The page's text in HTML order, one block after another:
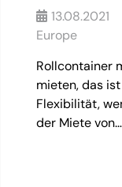
13.08.2021
Europe
Rollcontainer
mieten, das
Flexibilität,
der Miete von…